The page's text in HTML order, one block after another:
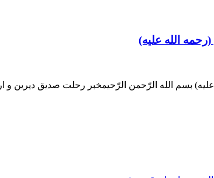
الله علیه)
بسم الله الرّحمن الرّحیمخبر رحلت صدیق دیرین و